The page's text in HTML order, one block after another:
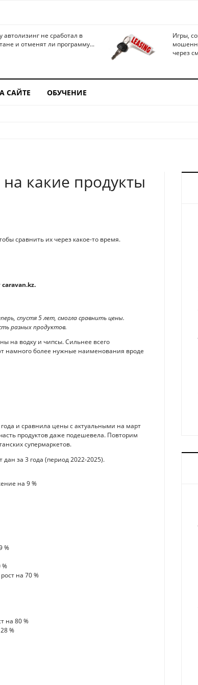
автолизинг не сработал в
и отменят ли программу...
Игры,
через
САЙТЕ ОБУЧЕНИЕ
какие продукты
сравнить их через какое-то время.
спустя 5 лет, смогла сравнить цены.
разных продуктов.
на водку и чипсы. Сильнее всего
намного более нужные наименования вроде
и сравнила цены с актуальными на март
продуктов даже подешевела. Повторим
супермаркетов.
за 3 года (период 2022-2025).
на 9 %
%
%
на 70 %
на 80 %
%